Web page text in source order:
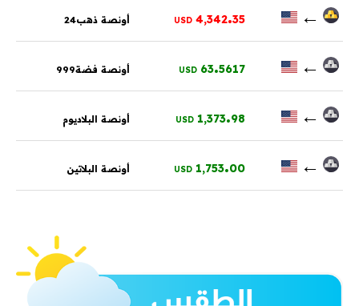
←
4,342.35
USD أونصة ذهب24
←
63.5617
USD أونصة فضة999
←
1,373.98
USD أونصة البلاديوم
←
1,753.00
USD أونصة البلاتين